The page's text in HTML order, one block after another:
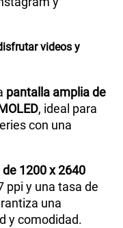
Si
videos y
pantalla amplia de
, ideal para
con una
1200 x 2640
ppi y una tasa de
una
y comodidad.